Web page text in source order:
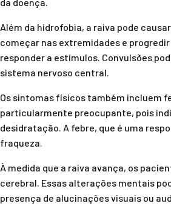
Além da hidrofobia, a raiva pode
começar nas extremidades e
responder a estímulos. Convulsões
sistema nervoso central.
Os sintomas físicos também incluem
particularmente preocupante, pois
desidratação. A febre, que é uma
fraqueza.
À medida que a raiva avança, os
cerebral. Essas alterações mentais
presença de alucinações visuais ou